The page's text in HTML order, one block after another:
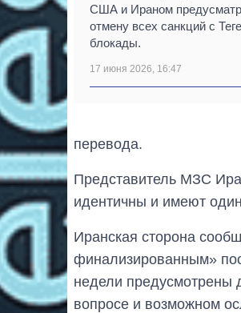
США и Ираном
отмену всех санкций с
блокады.
17 июня 2026, 16:47
перевода.
Представитель МЗС
идентичны и имеют
Иранская сторона
финализированным»
недели предусмотрены
вопросе и возможном